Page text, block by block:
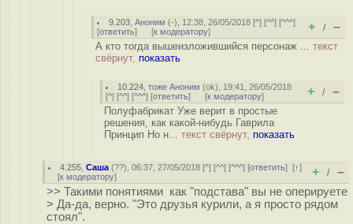
9.203 ,Аноним (-), 12:38, 26/05/2018 [^] [^^] [^^^]
[ответить] [к модератору] + / –
А кто тогда вышеизложившийся персонаж ... текст
свёрнут, показать
10.224 ,тоже Аноним (ok), 19:41, 26/05/2018
[^] [^^] [^^^] [ответить] [к модератору] + / –
Полуфабрикат Уже верит в простые
решения, как какой-нибудь Гаврила
Принцип Но н... текст свёрнут, показать
4.255 ,Саша (??), 06:37, 27/05/2018 [^] [^^] [^^^] [ответить][↑]
[к модератору] + / –
>> Такими понятиями как "подстава" вы не оперируете
> Да-да, верно. "Это друзья курили, а я просто рядом
стоял".